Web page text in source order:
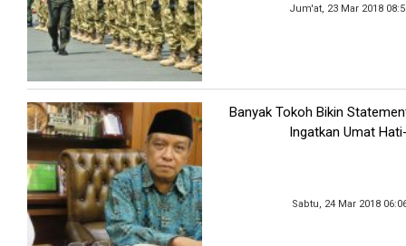
Jum'at, 23 Mar 2018
Banyak Tokoh Bikin
Ingatkan Umat
Sabtu, 24 Mar 2018